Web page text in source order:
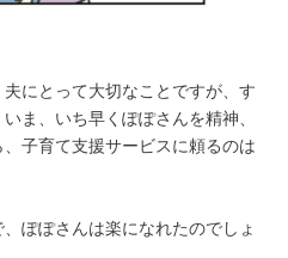
にとって大切なことですが、す
ま、いち早くぽぽさんを精神、
子育て支援サービスに頼るのは
ぽぽさんは楽になれたのでしょ